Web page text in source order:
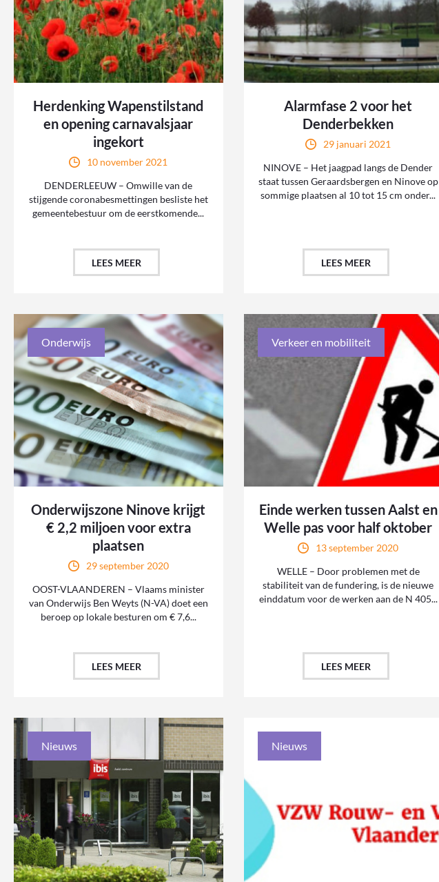
Herdenking Wapenstilstand
en opening carnavalsjaar
ingekort
10 november 2021
DENDERLEEUW – Omwille van de
stijgende coronabesmettingen besliste het
gemeentebestuur om de eerstkomende...
LEES MEER
Alarmfase 2 voor het
Denderbekken
29 januari 2021
NINOVE – Het jaagpad langs de Dender
staat tussen Geraardsbergen en Ninove op
sommige plaatsen al 10 tot 15 cm onder...
LEES MEER
Onderwijs
Onderwijszone Ninove krijgt
€ 2,2 miljoen voor extra
plaatsen
29 september 2020
OOST-VLAANDEREN – Vlaams minister
van Onderwijs Ben Weyts (N-VA) doet een
beroep op lokale besturen om € 7,6...
LEES MEER
Verkeer en mobiliteit
Einde werken tussen Aalst en
Welle pas voor half oktober
13 september 2020
WELLE – Door problemen met de
stabiliteit van de fundering, is de nieuwe
einddatum voor de werken aan de N 405...
LEES MEER
Nieuws Nieuws